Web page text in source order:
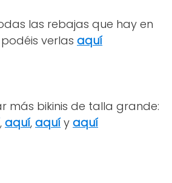
las rebajas que hay en
podéis verlas aquí
más bikinis de talla grande:
, aquí, aquí y aquí